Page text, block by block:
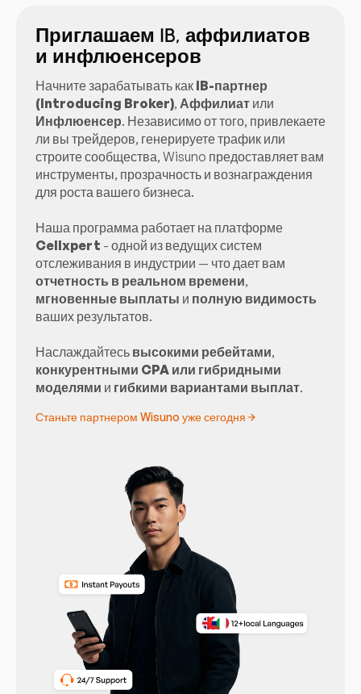
Приглашаем IB, аффилиатов
и инфлюенсеров
Начните зарабатывать как IB-партнер
(Introducing Broker), Аффилиат или
Инфлюенсер. Независимо от того, привлекаете
ли вы трейдеров, генерируете трафик или
строите сообщества, Wisuno предоставляет вам
инструменты, прозрачность и вознаграждения
для роста вашего бизнеса.
Наша программа работает на платформе
Cellxpert - одной из ведущих систем
отслеживания в индустрии — что дает вам
отчетность в реальном времени,
мгновенные выплаты и полную видимость
ваших результатов.
Наслаждайтесь высокими ребейтами,
конкурентными CPA или гибридными
моделями и гибкими вариантами выплат.
Станьте партнером Wisuno уже сегодня